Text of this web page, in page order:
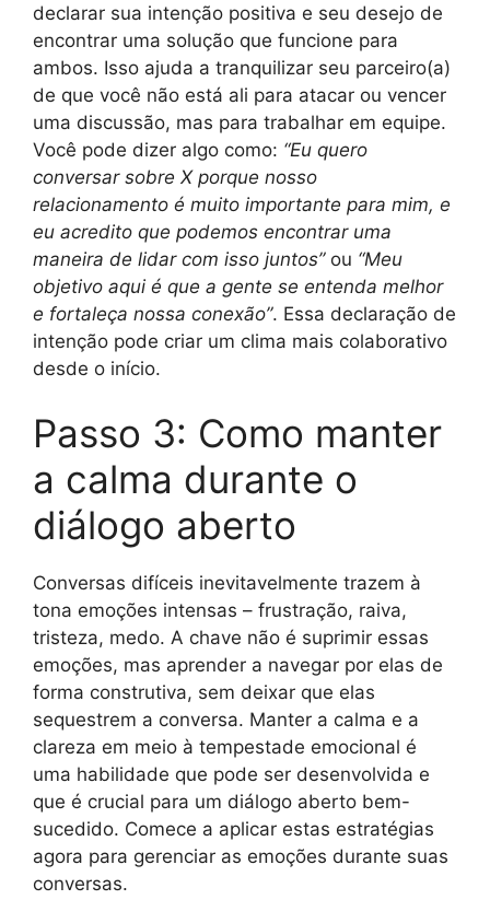
declarar sua intenção positiva e seu desejo de
encontrar uma solução que funcione para
ambos. Isso ajuda a tranquilizar seu parceiro(a)
de que você não está ali para atacar ou vencer
uma discussão, mas para trabalhar em equipe.
Você pode dizer algo como: “Eu quero
conversar sobre X porque nosso
relacionamento é muito importante para mim, e
eu acredito que podemos encontrar uma
maneira de lidar com isso juntos” ou “Meu
objetivo aqui é que a gente se entenda melhor
e fortaleça nossa conexão”. Essa declaração de
intenção pode criar um clima mais colaborativo
desde o início.
Passo 3: Como manter
a calma durante o
diálogo aberto
Conversas difíceis inevitavelmente trazem à
tona emoções intensas – frustração, raiva,
tristeza, medo. A chave não é suprimir essas
emoções, mas aprender a navegar por elas de
forma construtiva, sem deixar que elas
sequestrem a conversa. Manter a calma e a
clareza em meio à tempestade emocional é
uma habilidade que pode ser desenvolvida e
que é crucial para um diálogo aberto bem-
sucedido. Comece a aplicar estas estratégias
agora para gerenciar as emoções durante suas
conversas.